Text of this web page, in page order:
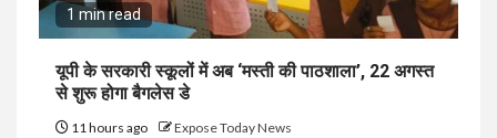
1 min read
यूपी के सरकारी स्कूलों में अब ‘मस्ती की पाठशाला’, 22 अगस्त
से शुरू होगा बैगलेस डे
11 hours ago Expose Today News